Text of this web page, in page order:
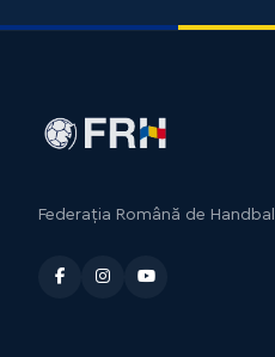
Federația Română de Handbal